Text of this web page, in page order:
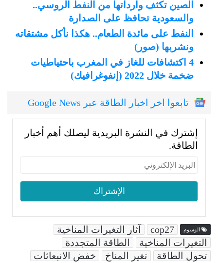
الصين تكثف وارداتها من النفط الروسي..
والسعودية تحافظ على الصدارة
النفط على مائدة الطعام.. هكذا نأكل مشتقاته
ونشربها (صور)
4 اكتشافات للغاز في المغرب باحتياطيات
ضخمة خلال 2022 (إنفوغرافيك)
تابعوا اخر اخبار الطاقة عبر Google News
إشترك في النشرة البريدية ليصلك أهم أخبار
الطاقة.
الوسوم cop27
آثار التغيرات المناخية
التغيرات المناخية
الطاقة المتجددة
تحول الطاقة
تغير المناخ
خفض الانبعاثات